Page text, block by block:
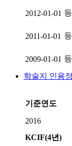
2012-01-01
2011-01-01
2009-01-01
학술지 인용
기준연도
2016
KCIF(4년)